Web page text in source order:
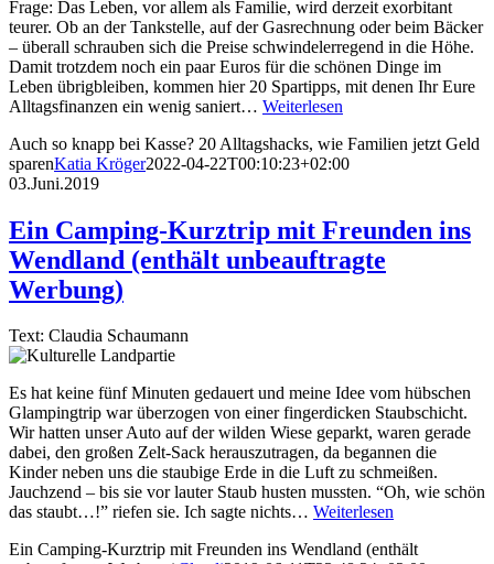
Frage: Das Leben, vor allem als Familie, wird derzeit exorbitant
teurer. Ob an der Tankstelle, auf der Gasrechnung oder beim Bäcker
– überall schrauben sich die Preise schwindelerregend in die Höhe.
Damit trotzdem noch ein paar Euros für die schönen Dinge im
Leben übrigbleiben, kommen hier 20 Spartipps, mit denen Ihr Eure
Alltagsfinanzen ein wenig saniert… Weiterlesen
Auch so knapp bei Kasse? 20 Alltagshacks, wie Familien jetzt Geld
sparenKatia Kröger2022-04-22T00:10:23+02:00
03.Juni.2019
Ein Camping-Kurztrip mit Freunden ins
Wendland (enthält unbeauftragte
Werbung)
Text: Claudia Schaumann
Es hat keine fünf Minuten gedauert und meine Idee vom hübschen
Glampingtrip war überzogen von einer fingerdicken Staubschicht.
Wir hatten unser Auto auf der wilden Wiese geparkt, waren gerade
dabei, den großen Zelt-Sack herauszutragen, da begannen die
Kinder neben uns die staubige Erde in die Luft zu schmeißen.
Jauchzend – bis sie vor lauter Staub husten mussten. “Oh, wie schön
das staubt…!” riefen sie. Ich sagte nichts… Weiterlesen
Ein Camping-Kurztrip mit Freunden ins Wendland (enthält